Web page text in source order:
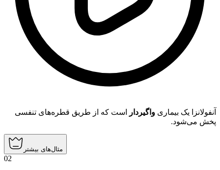
آنفولانزا یک بیماری واگیردار
است که از طریق قطره‌های تنفسی
پخش می‌شود.
مثال‌های بیشتر
02